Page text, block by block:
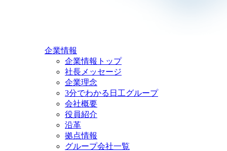
企業情報
企業情報トップ
社長メッセージ
企業理念
3分でわかる日工グループ
会社概要
役員紹介
沿革
拠点情報
グループ会社一覧